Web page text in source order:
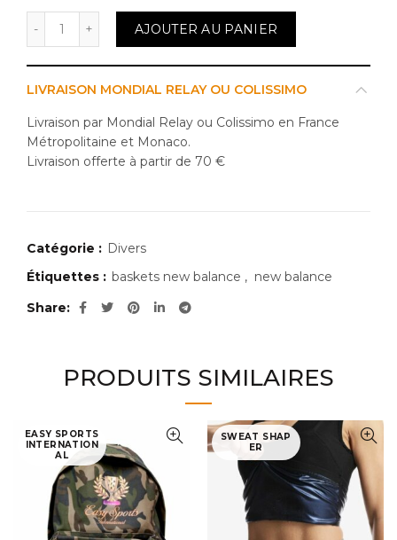
quantité de New Balance YPNTRYB3
AJOUTER AU PANIER
LIVRAISON MONDIAL RELAY OU COLISSIMO
Livraison par Mondial Relay ou Colissimo en France
Métropolitaine et Monaco.
Livraison offerte à partir de 70 €
Catégorie : Divers
Étiquettes : baskets new balance , new balance
Share
PRODUITS SIMILAIRES
EASY SPORTS
INTERNATION
AL
SWEAT SHAP
ER